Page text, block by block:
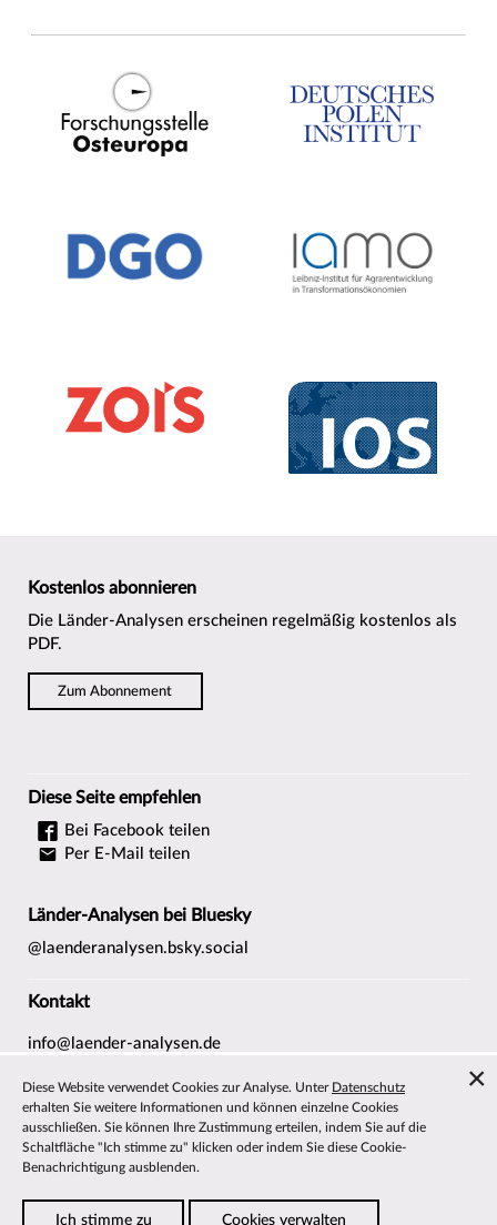
Kostenlos abonnieren
Die Länder-Analysen erscheinen regelmäßig kostenlos als
PDF.
Zum Abonnement
Diese Seite empfehlen
Bei Facebook teilen
Per E-Mail teilen
Länder-Analysen bei Bluesky
@laenderanalysen.bsky.social
Kontakt
info@laender-analysen.de
Fax: 0421/218-69607
Wissenschaftliche Beiräte
Über die Länder-Analysen
Diese Website verwendet Cookies zur Analyse. Unter Datenschutz
erhalten Sie weitere Informationen und können einzelne Cookies
ausschließen. Sie können Ihre Zustimmung erteilen, indem Sie auf die
Schaltfläche "Ich stimme zu" klicken oder indem Sie diese Cookie-
Benachrichtigung ausblenden.
Ich stimme zu Cookies verwalten